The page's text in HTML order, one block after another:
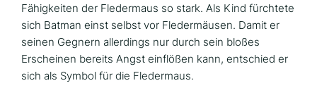
Fähigkeiten der Fledermaus so stark. Als Kind fürchtete
sich Batman einst selbst vor Fledermäusen. Damit er
seinen Gegnern allerdings nur durch sein bloßes
Erscheinen bereits Angst einflößen kann, entschied er
sich als Symbol für die Fledermaus.